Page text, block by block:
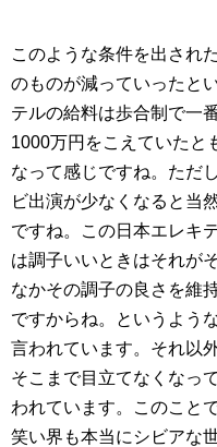
このような条件を出され
のものが減っていったと
テルの給料は歩合制で一
1000万円をこえていたと
なって感じですね。ただ
ビ出演が少なくなると当
ですね。この日本エレキ
は調子いいときはそれが
なかその調子の良さを維
ですからね。というよう
言われています。それ以
そこまで目立てなくなっ
われています。このこと
笑い界も本当にシビアな